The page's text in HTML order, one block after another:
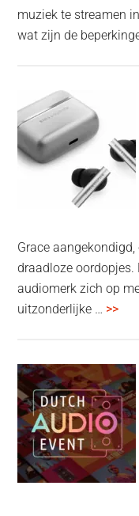
muziek te streamen
wat zijn de
Grace
draadloze oordopjes.
audiomerk zich op
uitzonderlijke … >>
Beo
aan:
high-
end